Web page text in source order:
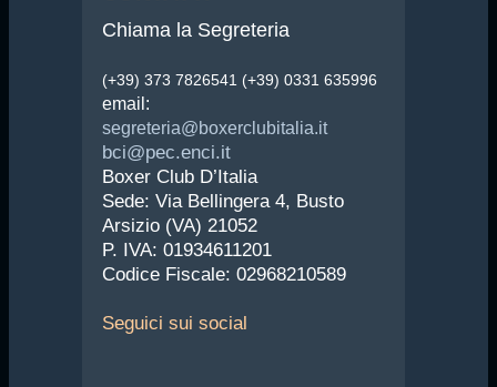
Chiama la Segreteria
(+39) 373 7826541 (+39) 0331 635996
email:
segreteria@boxerclubitalia.it
bci@pec.enci.it
Boxer Club D’Italia
Sede: Via Bellingera 4, Busto
Arsizio (VA) 21052
P. IVA: 01934611201
Codice Fiscale: 02968210589
Seguici sui social